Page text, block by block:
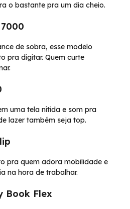
o bastante pra um dia cheio.
de sobra, esse modelo
pra digitar. Quem curte
uma tela nítida e som pra
lazer também seja top.
pra quem adora mobilidade e
na hora de trabalhar.
Book Flex